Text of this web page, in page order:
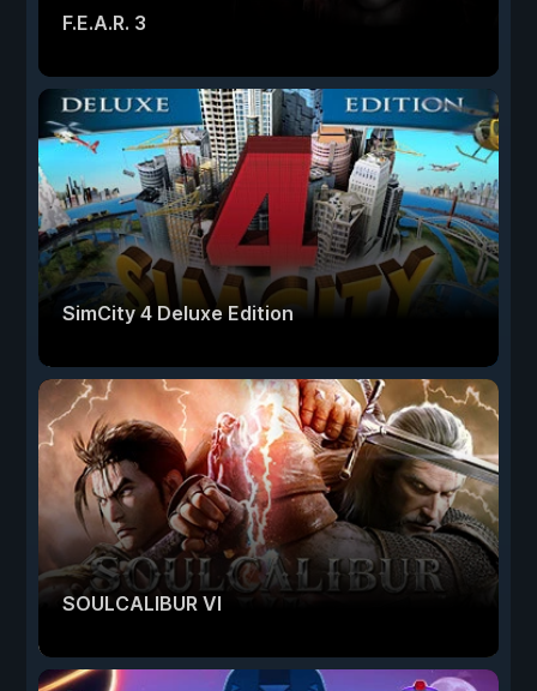
F.E.A.R. 3
SimCity 4 Deluxe Edition
SOULCALIBUR VI